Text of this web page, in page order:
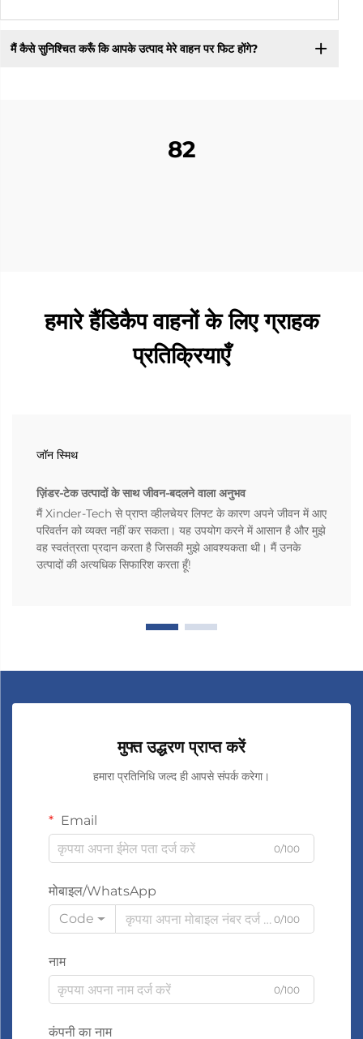
मैं कैसे सुनिश्चित करूँ कि आपके उत्पाद मेरे वाहन पर फिट होंगे?
82
हमारे हैंडिकैप वाहनों के लिए ग्राहक
प्रतिक्रियाएँ
जॉन स्मिथ
ज़िंडर-टेक उत्पादों के साथ जीवन-बदलने वाला अनुभव
मैं Xinder-Tech से प्राप्त व्हीलचेयर लिफ्ट के कारण अपने जीवन में आए
परिवर्तन को व्यक्त नहीं कर सकता। यह उपयोग करने में आसान है और मुझे
वह स्वतंत्रता प्रदान करता है जिसकी मुझे आवश्यकता थी। मैं उनके
उत्पादों की अत्यधिक सिफारिश करता हूँ!
मुफ्त उद्धरण प्राप्त करें
हमारा प्रतिनिधि जल्द ही आपसे संपर्क करेगा।
Email
0/100
मोबाइल/WhatsApp
Code
0/100
नाम
0/100
कंपनी का नाम